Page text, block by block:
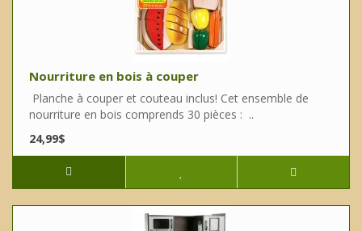
Nourriture en bois à couper
Planche à couper et couteau inclus! Cet ensemble de
nourriture en bois comprends 30 pièces : ..
24,99$